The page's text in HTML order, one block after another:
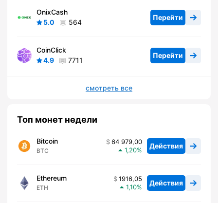
OnixCash
5.0
564
Перейти
CoinClick
4.9
7711
Перейти
смотреть все
Топ монет недели
Bitcoin
BTC
64 979,00
1,20
Действия
Ethereum
ETH
1916,05
1,10
Действия